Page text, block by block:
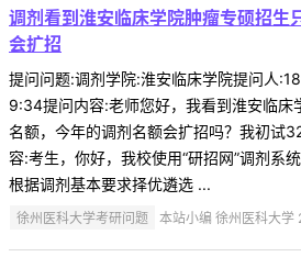
调剂看到淮安临床学院肿瘤专硕招生
会扩招
提问问题:调剂学院:淮安临床学院提问人
9:34提问内容:老师您好，我看到淮安临床
名额，今年的调剂名额会扩招吗？我初试
容:考生，你好，我校使用“研招网”调剂系
根据调剂基本要求择优遴选 ...
徐州医科大学考研问题 本站小编 徐州医科大